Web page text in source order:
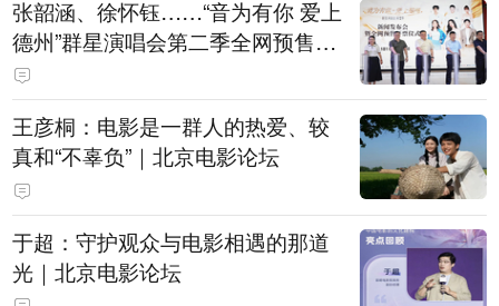
张韶涵、徐怀钰……“音为有你 爱上
德州”群星演唱会第二季全网预售开
票
王彦桐：电影是一群人的热爱、较
真和“不辜负”｜北京电影论坛
于超：守护观众与电影相遇的那道
光｜北京电影论坛